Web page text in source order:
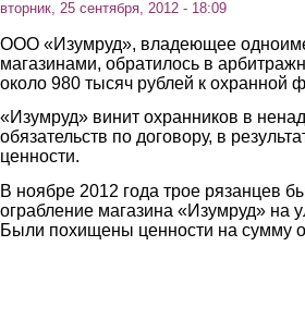
вторник, 25 сентября, 2012 - 18:09
ООО «Изумруд», владеющее
магазинами, обратилось в
около 980 тысяч рублей к охранной
«Изумруд» винит охранников в
обязательств по договору, в
ценности.
В ноябре 2012 года трое рязанцев
ограбление магазина «Изумруд» на
Были похищены ценности на сумму